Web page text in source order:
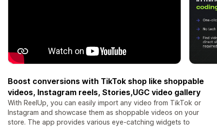
Boost conversions with TikTok shop like shoppable
videos, Instagram reels, Stories,UGC video gallery
With ReelUp, you can easily import any video from TikTok or
Instagram and showcase them as shoppable videos on your
store. The app provides various eye-catching widgets to